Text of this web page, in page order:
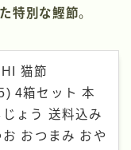
特別な鰹節。
猫節
4箱セット 本
ょう 送料込み
おつまみ おや